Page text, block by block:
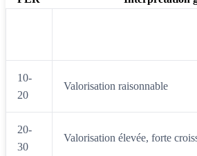
10-
20
Valorisation raisonnable
20-
30
Valorisation élevée, forte